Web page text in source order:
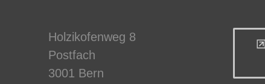
Holzikofenweg 8
Postfach
3001 Bern